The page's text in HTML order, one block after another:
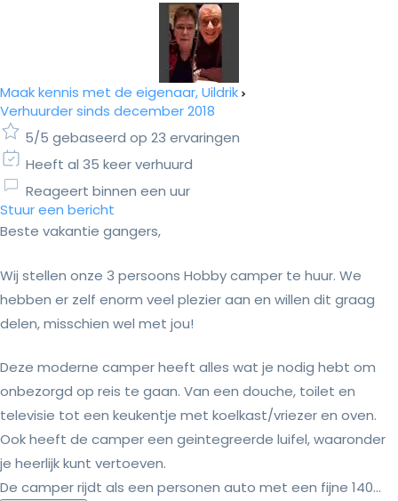
Maak kennis met de eigenaar, Uildrik
Verhuurder sinds december 2018
5/5 gebaseerd op 23 ervaringen
Heeft al 35 keer verhuurd
Reageert binnen een uur
Stuur een bericht
Beste vakantie gangers,
Wij stellen onze 3 persoons Hobby camper te huur. We
hebben er zelf enorm veel plezier aan en willen dit graag
delen, misschien wel met jou!
Deze moderne camper heeft alles wat je nodig hebt om
onbezorgd op reis te gaan. Van een douche, toilet en
televisie tot een keukentje met koelkast/vriezer en oven.
Ook heeft de camper een geintegreerde luifel, waaronder
je heerlijk kunt vertoeven.
De camper rijdt als een personen auto met een fijne 140...